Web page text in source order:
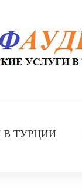
В ТУРЦИИ